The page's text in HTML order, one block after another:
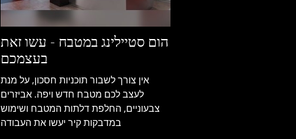
הום סטיילינג במטבח - עשו זאת
בעצמכם
אין צורך לשבור תוכניות חסכון, על מנת
לעצב לכם מטבח חדש ויפה. אביזרים
צבעוניים, החלפת דלתות המטבח ושימוש
במדבקות קיר יעשו את העבודה